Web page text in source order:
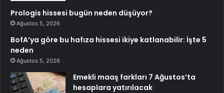
Prologis hissesi bugün neden düşüyor?
Ağustos 5, 2026
BofA’ya göre bu hafıza hissesi ikiye katlanabilir: İşte 5
neden
Ağustos 5, 2026
Emekli maaş farkları 7 Ağustos’ta
hesaplara yatırılacak